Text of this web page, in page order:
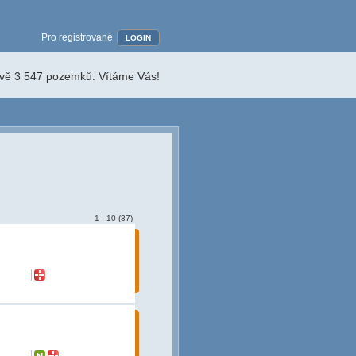
Pro registrované LOGIN
3 547 pozemků. Vítáme Vás!
1 - 10 (37)